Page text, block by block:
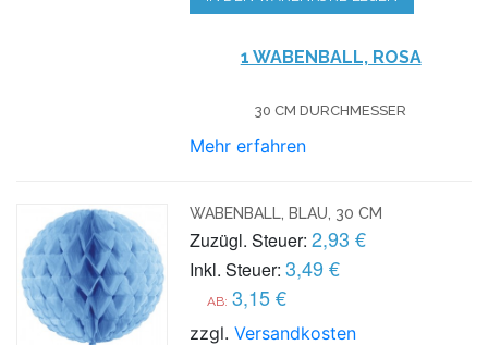
1 WABENBALL, ROSA
30 CM DURCHMESSER
Mehr erfahren
WABENBALL, BLAU, 30 CM
Zuzügl. Steuer: 2,93 €
Inkl. Steuer: 3,49 €
AB: 3,15 €
zzgl.Versandkosten